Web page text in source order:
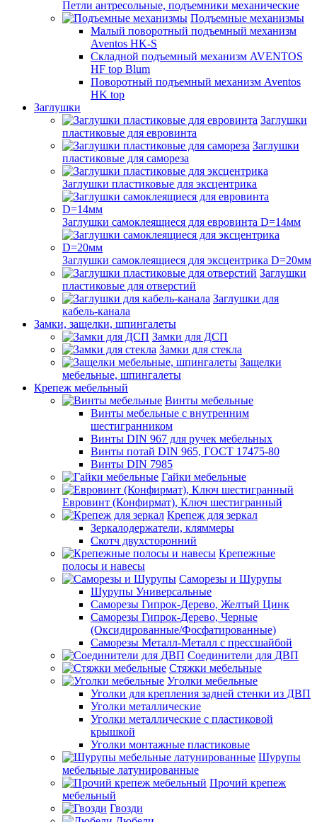
Петли антресольные, подъемники механические
Подъемные механизмы
Малый поворотный подъемный механизм
Aventos HK-S
Складной подъемный механизм AVENTOS
HF top Blum
Поворотный подъемный механизм Aventos
HK top
Заглушки
Заглушки
пластиковые для евровинта
Заглушки
пластиковые для самореза
Заглушки пластиковые для эксцентрика
Заглушки самоклеящиеся для евровинта D=14мм
Заглушки самоклеящиеся для эксцентрика D=20мм
Заглушки
пластиковые для отверстий
Заглушки для
кабель-канала
Замки, защелки, шпингалеты
Замки для ДСП
Замки для стекла
Защелки
мебельные, шпингалеты
Крепеж мебельный
Винты мебельные
Винты мебельные с внутренним
шестигранником
Винты DIN 967 для ручек мебельных
Винты потай DIN 965, ГОСТ 17475-80
Винты DIN 7985
Гайки мебельные
Евровинт (Конфирмат), Ключ шестигранный
Крепеж для зеркал
Зеркалодержатели, кляммеры
Скотч двухсторонний
Крепежные
полосы и навесы
Саморезы и Шурупы
Шурупы Универсальные
Саморезы Гипрок-Дерево, Желтый Цинк
Саморезы Гипрок-Дерево, Черные
(Оксидированные/Фосфатированные)
Саморезы Металл-Металл с прессшайбой
Соединители для ДВП
Стяжки мебельные
Уголки мебельные
Уголки для крепления задней стенки из ДВП
Уголки металлические
Уголки металлические с пластиковой
крышкой
Уголки монтажные пластиковые
Шурупы
мебельные латунированные
Прочий крепеж
мебельный
Гвозди